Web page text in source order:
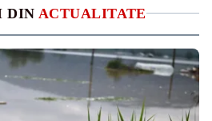
DIN ACTUALITATE